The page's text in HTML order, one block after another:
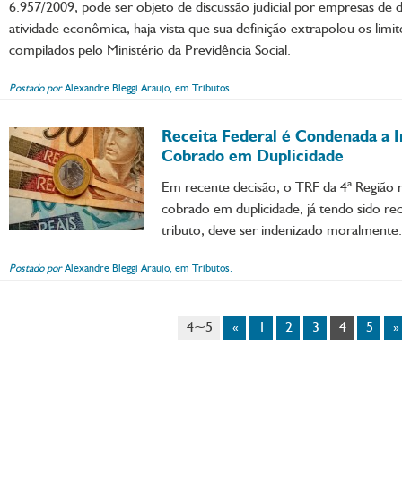
6.957/2009, pode ser objeto de discussão judicial por empresas de
atividade econômica, haja vista que sua definição extrapolou os
compilados pelo Ministério da Previdência Social.
Postado porAlexandre Bleggi Araujo, em Tributos.
Receita Federal é Condenada
Cobrado em Duplicidade
Em recente decisão, o TRF da 4ª
cobrado em duplicidade, já tendo sido
tributo, deve ser indenizado moralmente.
Postado porAlexandre Bleggi Araujo, em Tributos.
4 ~ 5 « 2 3 4 5 »